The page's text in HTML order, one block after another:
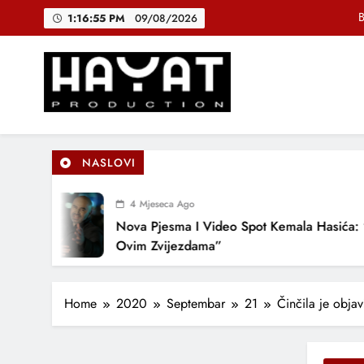
1:16:56 PM 09/08/2026
DJEČIJI
DJEČIJI
Hayat Production
Promocija domaće muzike
NASLOVI
4 Mjeseca Ago
Nova Pjesma I Video Spot Kemala Hasića: “Pod
Ovim Zvijezdama”
Home 2020 Septembar 21 Činčila je